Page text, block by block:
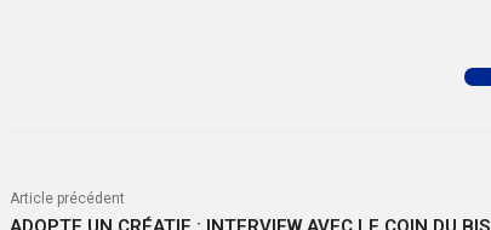
Article précédent